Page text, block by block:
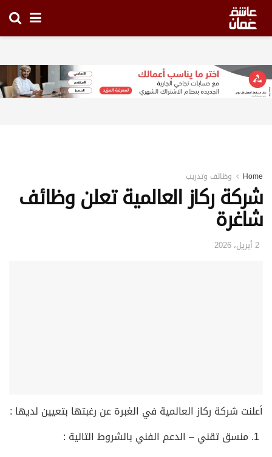
Home وظائف وتدريب
شركة ركاز العالمية تعلن وظائف
شاغرة
2 أبريل، 2026
أعلنت شركة ركاز العالمية في الغبرة عن رغبتها بتعيين لديها :
منسق تقني – الدعم الفني بالشروط التالية :